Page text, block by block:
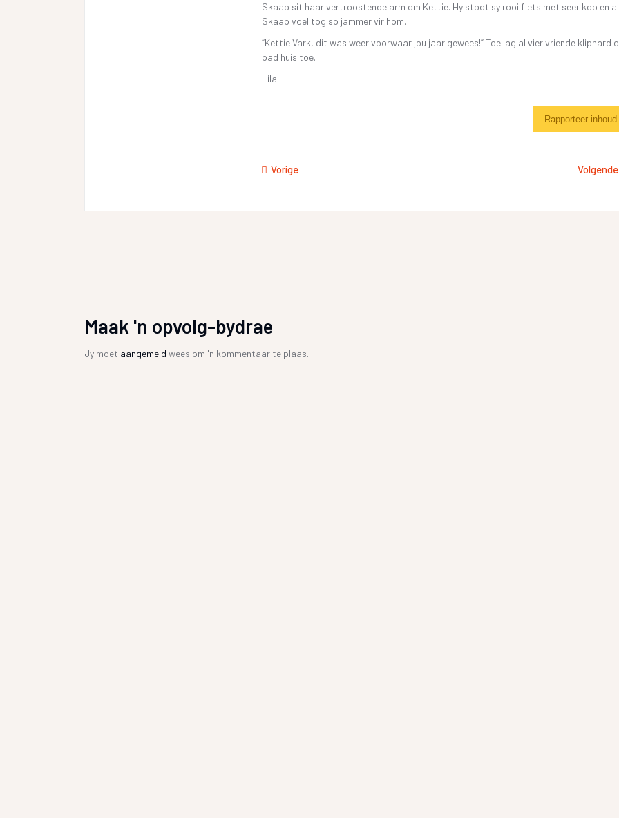
Skaap sit haar vertroostende arm om Kettie. Hy stoot sy rooi fiets met seer kop en
Skaap voel tog so jammer vir hom.
“Kettie Vark, dit was weer voorwaar jou jaar gewees!” Toe lag al vier vriende kliphard
pad huis toe.
Lila
Rapporteer inhoud
Vorige Volgende
Maak 'n opvolg-bydrae
Jy moet aangemeld wees om 'n kommentaar te plaas.